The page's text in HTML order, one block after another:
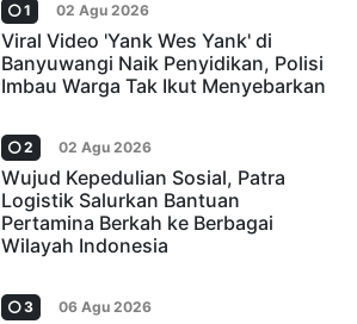
1 02 Agu 2026
Viral Video 'Yank Wes Yank' di
Banyuwangi Naik Penyidikan, Polisi
Imbau Warga Tak Ikut Menyebarkan
2 02 Agu 2026
Wujud Kepedulian Sosial, Patra
Logistik Salurkan Bantuan
Pertamina Berkah ke Berbagai
Wilayah Indonesia
3 06 Agu 2026